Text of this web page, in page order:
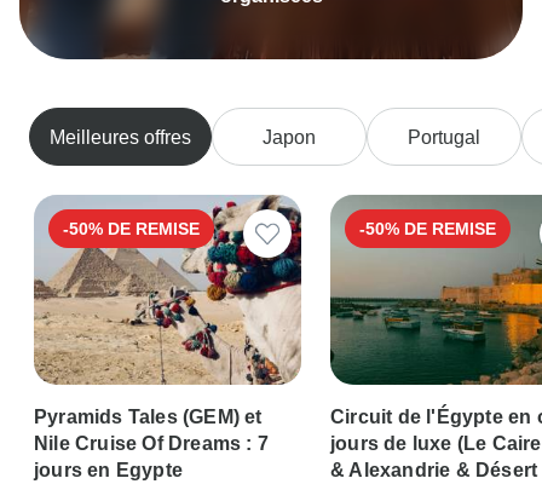
Meilleures offres Japon Portugal
-50% DE REMISE
Pyramids Tales (GEM) et
Nile Cruise Of Dreams : 7
jours en Egypte
-50% DE REMISE
Circuit de l'Égypte en
jours de luxe (Le
& Alexandrie &